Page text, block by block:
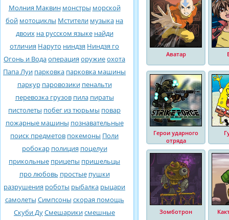
Молния Маквин монстры морской
бой мотоциклы Мстители музыка на
двоих на русском языке найди
отличия Наруто ниндзя Ниндзя го
Огонь и Водаоперация оружиеохота
Папа Луи парковка парковка машины
паркур паровозики пенальти
перевозка грузов пила пираты
пистолеты побег из тюрьмы повар
пожарные машины познавательные
поиск предметов покемоны Поли
робокар полиция поцелуи
прикольные прицепы пришельцы
про любовь простые пушки
разрушения роботы рыбалка рыцари
самолеты Симпсоны скорая помощь
Скуби ДуСмешарикисмешные
Аватар
Герои ударного
отряда
Зомботрон